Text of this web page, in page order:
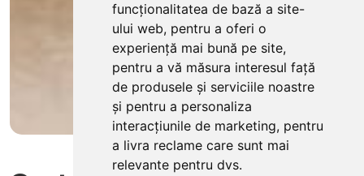
funcționalitatea de bază a site-
ului web, pentru a oferi o
experiență mai bună pe site,
pentru a vă măsura interesul față
de produsele și serviciile noastre
și pentru a personaliza
interacțiunile de marketing, pentru
a livra reclame care sunt mai
relevante pentru dvs.